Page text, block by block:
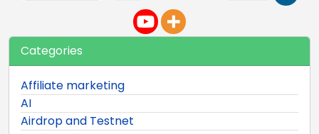
Categories
Affiliate marketing
AI
Airdrop and Testnet